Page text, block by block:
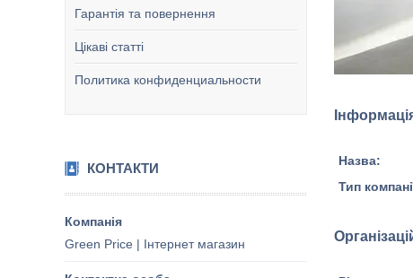
Гарантія та повернення
Цікаві статті
Политика конфиденциальности
КОНТАКТИ
Green Price | Інтернет магазин
Назва:
Тип